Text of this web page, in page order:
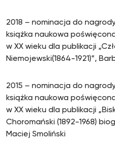
2018 – nominacja do
książka naukowa
w XX wieku dla publikacji
Niemojewski(1864-1921)”,
2015 – nominacja do
książka naukowa
w XX wieku dla publikacji
Choromański (1892-1968)
Maciej Smoliński